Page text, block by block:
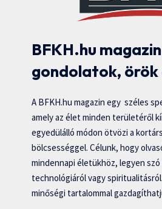
BFKH.hu
gondolatok,
A BFKH.hu magazin egy széles
amely az élet minden területéről
egyedülálló módon ötvözi a
bölcsességgel. Célunk, hogy
mindennapi életükhöz, legyen
technológiáról vagy
minőségi tartalommal